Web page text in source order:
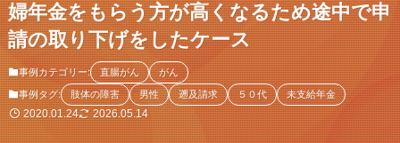
選ばれる3つの理由
初回相談料0円・受給後報酬型
サポート料金について
婦年金をもらう方が高くなるため途中で申
請の取り下げをしたケース
事例カテゴリー: 直腸がん がん
事例タグ: 肢体の障害 男性 遡及請求 ５０代 未支給年金
2020.01.24 2026.05.14